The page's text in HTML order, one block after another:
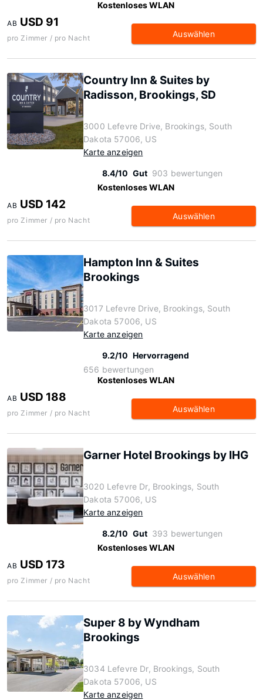
Kostenloses WLAN
AB USD 91
pro Zimmer / pro Nacht Auswählen
Country Inn & Suites by
Radisson, Brookings, SD
3000 Lefevre Drive, Brookings, South
Dakota 57006, US
Karte anzeigen
8.4/10 Gut 903 bewertungen
Kostenloses WLAN
AB USD 142
pro Zimmer / pro Nacht Auswählen
Hampton Inn & Suites
Brookings
3017 Lefevre Drive, Brookings, South
Dakota 57006, US
Karte anzeigen
9.2/10 Hervorragend
656 bewertungen
Kostenloses WLAN
AB USD 188
pro Zimmer / pro Nacht Auswählen
Garner Hotel Brookings by IHG
3020 Lefevre Dr, Brookings, South
Dakota 57006, US
Karte anzeigen
8.2/10 Gut 393 bewertungen
Kostenloses WLAN
AB USD 173
pro Zimmer / pro Nacht Auswählen
Super 8 by Wyndham
Brookings
3034 Lefevre Dr, Brookings, South
Dakota 57006, US
Karte anzeigen